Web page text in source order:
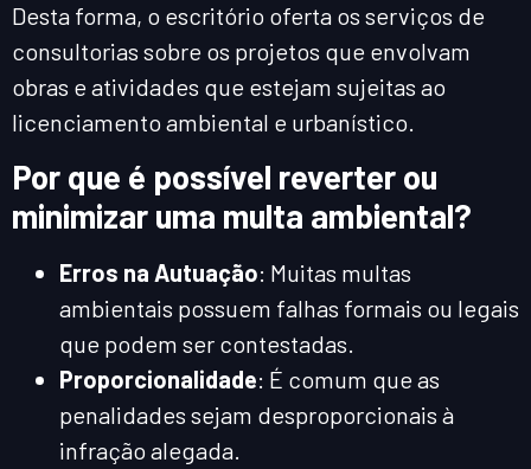
Desta forma, o escritório oferta os serviços de
consultorias sobre os projetos que envolvam
obras e atividades que estejam sujeitas ao
licenciamento ambiental e urbanístico.
Por que é possível reverter ou
minimizar uma multa ambiental?
Erros na Autuação: Muitas multas
ambientais possuem falhas formais ou legais
que podem ser contestadas.
Proporcionalidade: É comum que as
penalidades sejam desproporcionais à
infração alegada.